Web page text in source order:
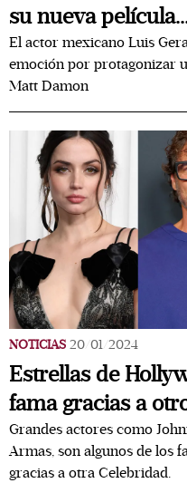
su nueva
El actor mexicano Luis
emoción por protagonizar
Matt Damon
NOTICIAS 20/01/2024
Estrellas de
fama gracias a
Grandes actores como
Armas, son algunos de los
gracias a otra Celebridad.